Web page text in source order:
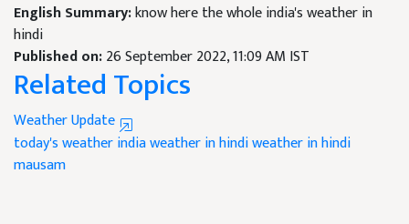
English Summary:know here the whole india's weather in
hindi
Published on:26 September 2022, 11:09 AM IST
Related Topics
Weather Update
today's weatherindia weather in hindiweather in hindi
mausam